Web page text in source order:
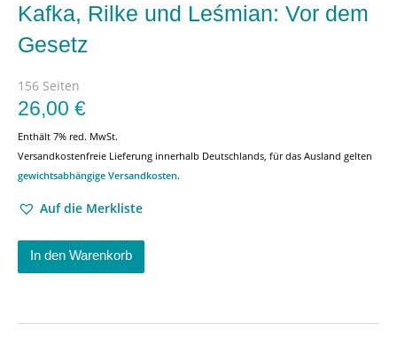
Kafka, Rilke und Leśmian: Vor dem
Gesetz
156 Seiten
26,00 €
Enthält 7% red. MwSt.
Versandkostenfreie Lieferung innerhalb Deutschlands, für das Ausland gelten
gewichtsabhängige Versandkosten.
Auf die Merkliste
In den Warenkorb